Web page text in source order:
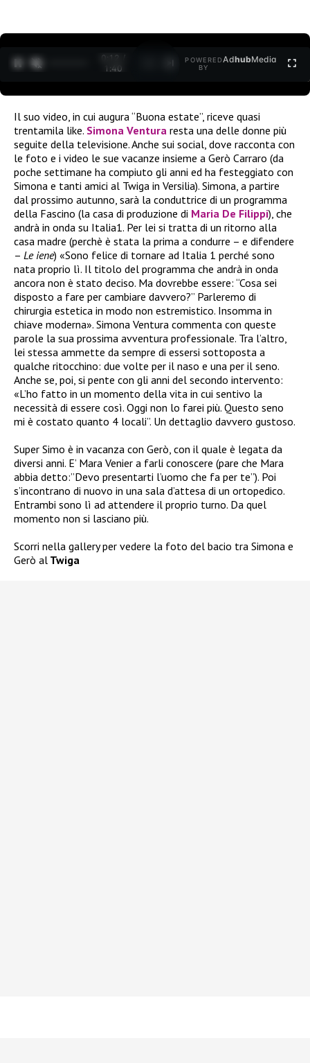
0:12 /
1:40
POWERED
BY
AdhubMedia
Il suo video, in cui augura “Buona estate”, riceve quasi
trentamila like. Simona Ventura resta una delle donne più
seguite della televisione. Anche sui social, dove racconta con
le foto e i video le sue vacanze insieme a Gerò Carraro (da
poche settimane ha compiuto gli anni ed ha festeggiato con
Simona e tanti amici al Twiga in Versilia). Simona, a partire
dal prossimo autunno, sarà la conduttrice di un programma
della Fascino (la casa di produzione di Maria De Filippi), che
andrà in onda su Italia1. Per lei si tratta di un ritorno alla
casa madre (perchè è stata la prima a condurre – e difendere
– Le iene) «Sono felice di tornare ad Italia 1 perché sono
nata proprio lì. Il titolo del programma che andrà in onda
ancora non è stato deciso. Ma dovrebbe essere: “Cosa sei
disposto a fare per cambiare davvero?” Parleremo di
chirurgia estetica in modo non estremistico. Insomma in
chiave moderna». Simona Ventura commenta con queste
parole la sua prossima avventura professionale. Tra l’altro,
lei stessa ammette da sempre di essersi sottoposta a
qualche ritocchino: due volte per il naso e una per il seno.
Anche se, poi, si pente con gli anni del secondo intervento:
«L’ho fatto in un momento della vita in cui sentivo la
necessità di essere così. Oggi non lo farei più. Questo seno
mi è costato quanto 4 locali”. Un dettaglio davvero gustoso.
Super Simo è in vacanza con Gerò, con il quale è legata da
diversi anni. E’ Mara Venier a farli conoscere (pare che Mara
abbia detto:”Devo presentarti l’uomo che fa per te”). Poi
s’incontrano di nuovo in una sala d’attesa di un ortopedico.
Entrambi sono lì ad attendere il proprio turno. Da quel
momento non si lasciano più.
Scorri nella gallery per vedere la foto del bacio tra Simona e
Gerò al Twiga